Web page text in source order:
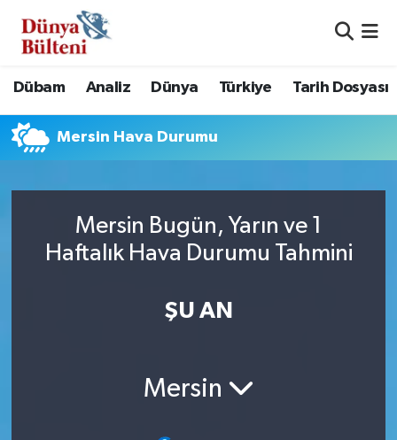
Dübam Analiz Dünya Türkiye Tarih Dosyası
Mersin Hava Durumu
Mersin Bugün, Yarın ve 1
Haftalık Hava Durumu Tahmini
ŞU AN
Mersin
Hava Durumu
Namaz Vakitleri
Süper Lig Puan Durumu ve Fikstür